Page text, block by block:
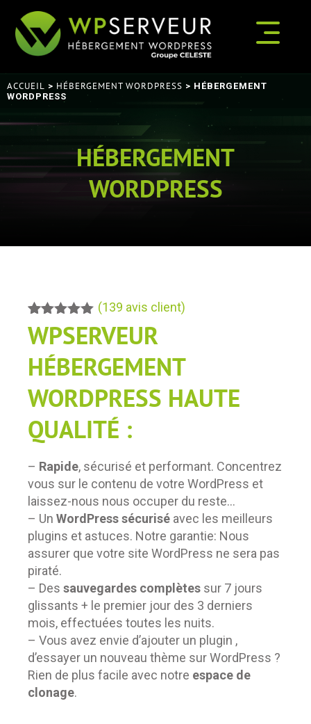
ACCUEIL > HÉBERGEMENT WORDPRESS > HÉBERGEMENT
WORDPRESS
HÉBERGEMENT
WORDPRESS
Noté4.91
sur 5
basé sur
139
notations
client
(139 avis client)
WPSERVEUR
HÉBERGEMENT
WORDPRESS HAUTE
QUALITÉ :
– Rapide, sécurisé et performant. Concentrez
vous sur le contenu de votre WordPress et
laissez-nous nous occuper du reste…
– Un WordPress sécurisé avec les meilleurs
plugins et astuces. Notre garantie: Nous
assurer que votre site WordPress ne sera pas
piraté.
– Des sauvegardes complètes sur 7 jours
glissants + le premier jour des 3 derniers
mois, effectuées toutes les nuits.
– Vous avez envie d’ajouter un plugin ,
d’essayer un nouveau thème sur WordPress ?
Rien de plus facile avec notre espace de
clonage.